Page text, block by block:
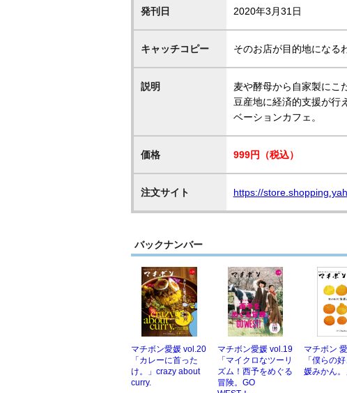
発刊日 2020年3月31日
キャッチコピー そのお店が目的地になる
説明
麦や酵母から自家製にこ
豆産地に経済的支援が行
ベーションカフェ。
価格 999円（税込）
注文サイト https://
バックナンバー
マチボン愛媛 vol.20
「カレーに首った
け。」crazy about
curry.
マチボン愛媛 vol.19
「マイクロなツーリ
ズム！西予をめぐる
冒険。GO
マチボン
「僕らの
媛みかん。